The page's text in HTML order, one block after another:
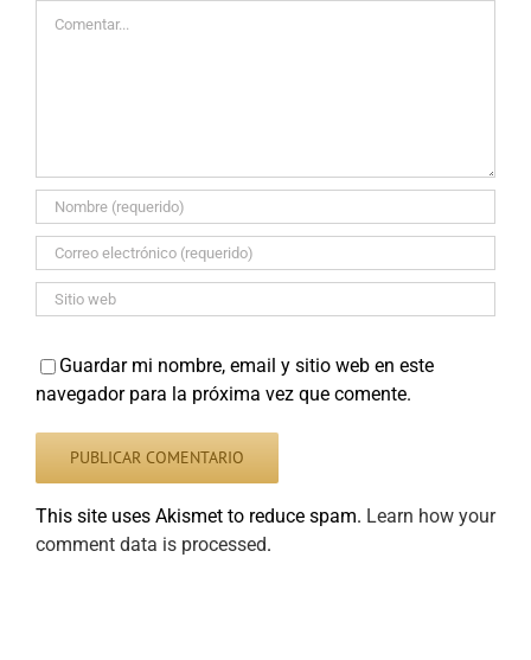
Guardar mi nombre, email y sitio web en este
navegador para la próxima vez que comente.
This site uses Akismet to reduce spam. Learn how your
comment data is processed.